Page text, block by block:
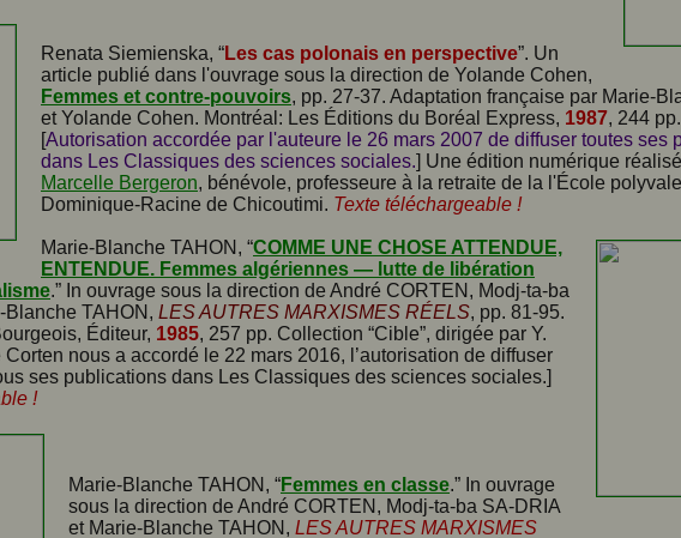
Renata Siemienska, “Les cas polonais en perspective”. Un
article publié dans l'ouvrage sous la direction de Yolande Cohen,
Femmes et contre-pouvoirs, pp. 27-37. Adaptation française par Marie-
et Yolande Cohen. Montréal: Les Éditions du Boréal Express, 1987, 244 pp.
[Autorisation accordée par l'auteure le 26 mars 2007 de diffuser toutes ses
dans Les Classiques des sciences sociales.] Une édition numérique
Marcelle Bergeron, bénévole, professeure à la retraite de la l'École
Dominique-Racine de Chicoutimi. Texte téléchargeable !
Marie-Blanche TAHON, “COMME UNE CHOSE ATTENDUE,
ENTENDUE. Femmes algériennes — lutte de libération
.” In ouvrage sous la direction de André CORTEN, Modj-ta-ba
Blanche TAHON, LES AUTRES MARXISMES RÉELS, pp. 81-95.
Éditeur, 1985, 257 pp. Collection “Cible”, dirigée par Y.
Corten nous a accordé le 22 mars 2016, l’autorisation de diffuser
ses publications dans Les Classiques des sciences sociales.]
!
Marie-Blanche TAHON, “Femmes en classe.” In ouvrage
sous la direction de André CORTEN, Modj-ta-ba SA-DRIA
et Marie-Blanche TAHON, LES AUTRES MARXISMES